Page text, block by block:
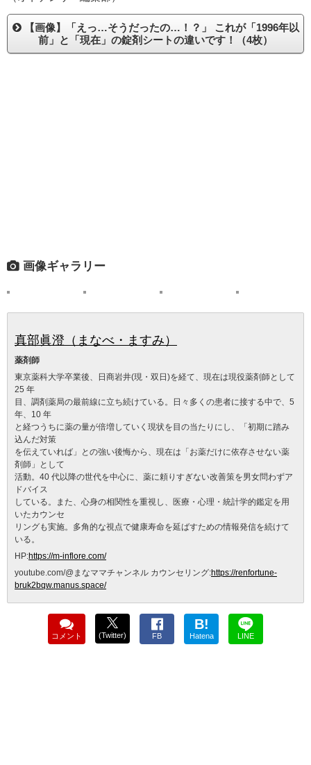
【画像】「えっ…そうだったの…！？」 これが「1996年以
前」と「現在」の錠剤シートの違いです！（4枚）
画像ギャラリー
真部眞澄（まなべ・ますみ）
薬剤師
東京薬科大学卒業後、日商岩井(現・双日)を経て、現在は現役薬剤師として
25 年
目、調剤薬局の最前線に立ち続けている。日々多くの患者に接する中で、5
年、10 年
と経つうちに薬の量が倍増していく現状を目の当たりにし、「初期に踏み
込んだ対策
を伝えていれば」との強い後悔から、現在は「お薬だけに依存させない薬
剤師」として
活動。40 代以降の世代を中心に、薬に頼りすぎない改善策を男女問わずア
ドバイス
している。また、心身の相関性を重視し、医療・心理・統計学的鑑定を用
いたカウンセ
リングも実施。多角的な視点で健康寿命を延ばすための情報発信を続けて
いる。
HP:https://m-inflore.com/
youtube.com/@まなママチャンネル カウンセリング:https://renfortune-
bruk2bqw.manus.space/
コメント (Twitter) FB
B!
Hatena LINE